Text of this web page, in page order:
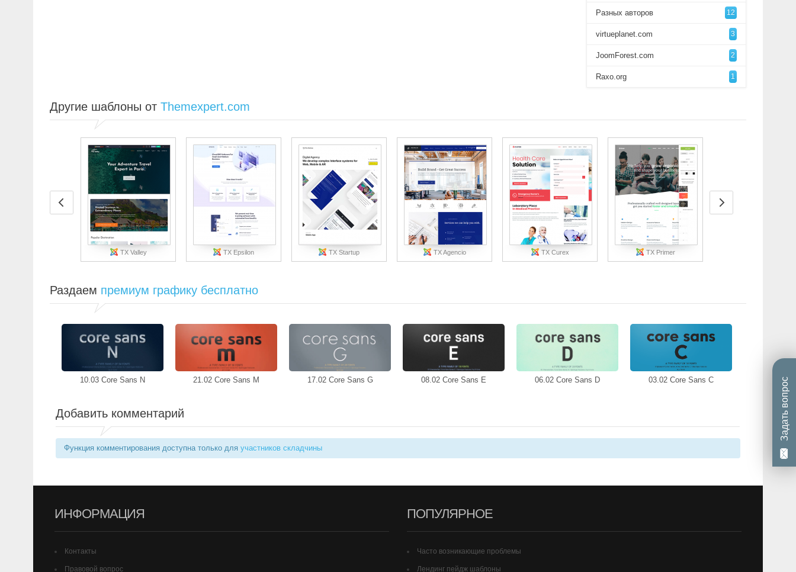
Разных авторов 12
virtueplanet.com 3
JoomForest.com 2
Raxo.org 1
Другие шаблоны от Themexpert.com
TX Valley TX Epsilon TX Startup TX Agencio TX Curex TX Primer
Раздаем премиум графику бесплатно
10.03 Core Sans N 21.02 Core Sans M 17.02 Core Sans G 08.02 Core Sans E 06.02 Core Sans D 03.02 Core Sans C
Добавить комментарий
Функция комментирования доступна только для участников складчины
ИНФОРМАЦИЯ
Контакты
Правовой вопрос
ПОПУЛЯРНОЕ
Часто возникающие проблемы
Лендинг пейдж шаблоны
Задать вопрос